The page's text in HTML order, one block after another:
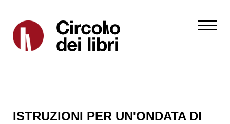
ISTRUZIONI PER UN'ONDATA DI